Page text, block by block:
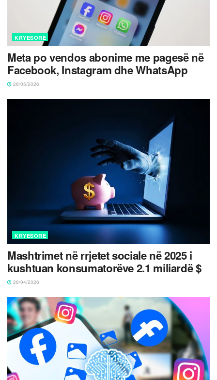
KRYESORE
Meta po vendos abonime me pagesë në
Facebook, Instagram dhe WhatsApp
28/05/2026
KRYESORE
Mashtrimet në rrjetet sociale në 2025 i
kushtuan konsumatorëve 2.1 miliardë $
28/04/2026